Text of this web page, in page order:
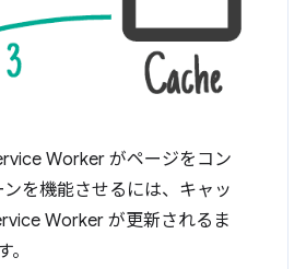
Worker がページをコン
を機能させるには、キャッ
Worker が更新されるま